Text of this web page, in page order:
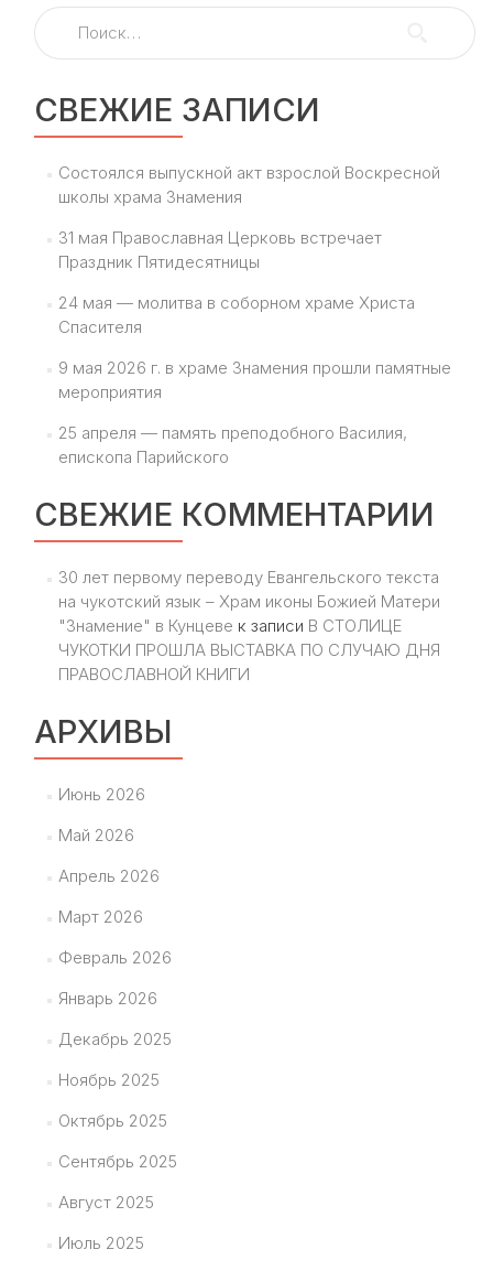
Найти:
СВЕЖИЕ ЗАПИСИ
Состоялся выпускной акт взрослой Воскресной
школы храма Знамения
31 мая Православная Церковь встречает
Праздник Пятидесятницы
24 мая — молитва в соборном храме Христа
Спасителя
9 мая 2026 г. в храме Знамения прошли памятные
мероприятия
25 апреля — память преподобного Василия,
епископа Парийского
СВЕЖИЕ КОММЕНТАРИИ
30 лет первому переводу Евангельского текста
на чукотский язык – Храм иконы Божией Матери
"Знамение" в Кунцеве к записи В СТОЛИЦЕ
ЧУКОТКИ ПРОШЛА ВЫСТАВКА ПО СЛУЧАЮ ДНЯ
ПРАВОСЛАВНОЙ КНИГИ
АРХИВЫ
Июнь 2026
Май 2026
Апрель 2026
Март 2026
Февраль 2026
Январь 2026
Декабрь 2025
Ноябрь 2025
Октябрь 2025
Сентябрь 2025
Август 2025
Июль 2025